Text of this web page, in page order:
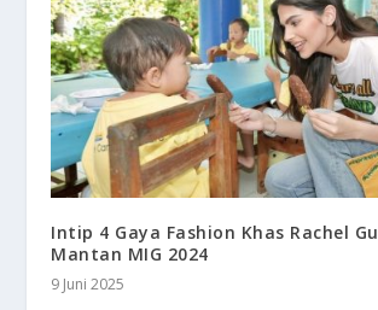
Intip 4 Gaya Fashion Khas Rachel
Mantan MIG 2024
9 Juni 2025